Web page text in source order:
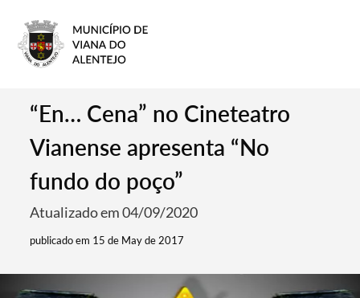
“En… Cena” no Cineteatro
Vianense apresenta “No
fundo do poço”
Atualizado em 04/09/2020
publicado em 15 de May de 2017